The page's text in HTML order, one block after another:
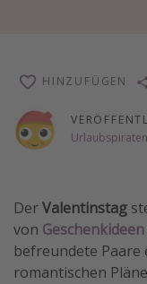
Wellnessurlaub
Disneyland Paris
Roadtrips
Singlereisen
Strandurlaub
Gruppenreisen
Urlaubspiraten
HINZUFÜGEN
DerValentinstag
von Geschenkideen
befreundete
romantischen